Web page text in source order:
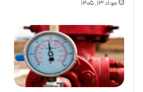
مرداد ۱۳, ۱۴۰۵